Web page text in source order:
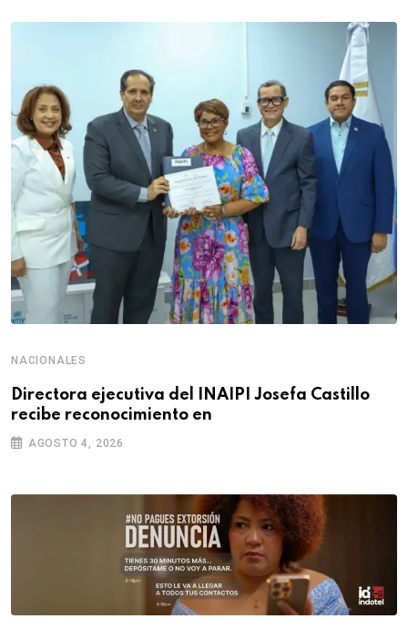
NACIONALES
Directora ejecutiva del INAIPI Josefa Castillo
recibe reconocimiento en
AGOSTO 4, 2026